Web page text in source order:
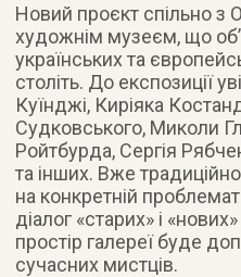
Новий проєкт спільно з
художнім музеєм, що
українських та
століть. До експозиції
Куїнджі, Киріяка
Судковського, Миколи
Ройтбурда, Сергія
та інших. Вже
на конкретній
діалог «старих» і
простір галереї буде
сучасних мистців.